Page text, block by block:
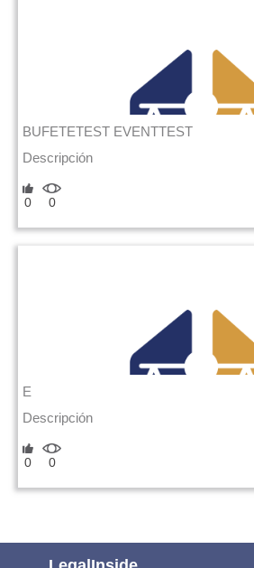
BUFETETEST EVENTTEST
Descripción
0 0
E
Descripción
0 0